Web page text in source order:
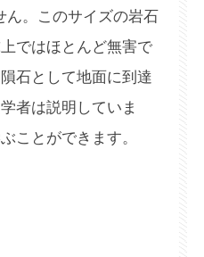
ん。このサイズの岩石
ではほとんど無害で
石として地面に到達
者は説明していま
ことができます。